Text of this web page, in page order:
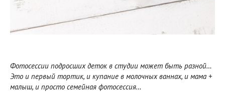
Фотосессии подросших деток в студии может быть разной…
Это и первый тортик, и купание в молочных ваннах, и мама +
малыш, и просто семейная фотосессия…